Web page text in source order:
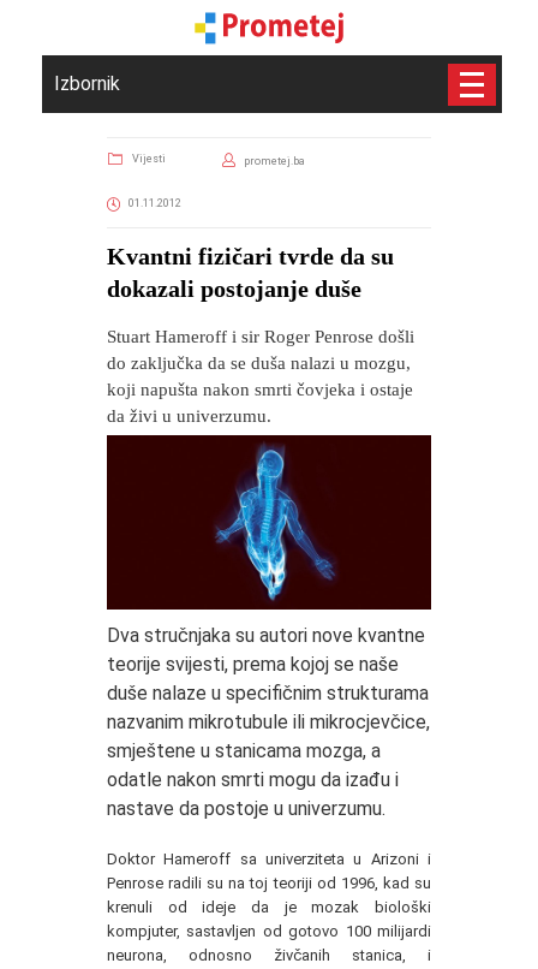
Izbornik
Vijesti prometej.ba
01.11.2012
Kvantni fizičari tvrde da su
dokazali postojanje duše
Stuart Hameroff i sir Roger Penrose došli
do zaključka da se duša nalazi u mozgu,
koji napušta nakon smrti čovjeka i ostaje
da živi u univerzumu.
Dva stručnjaka su autori nove kvantne
teorije svijesti, prema kojoj se naše
duše nalaze u specifičnim strukturama
nazvanim mikrotubule ili mikrocjevčice,
smještene u stanicama mozga, a
odatle nakon smrti mogu da izađu i
nastave da postoje u univerzumu.
Doktor Hameroff sa univerziteta u Arizoni i
Penrose radili su na toj teoriji od 1996, kad su
krenuli od ideje da je mozak biološki
kompjuter, sastavljen od gotovo 100 milijardi
neurona, odnosno živčanih stanica, i